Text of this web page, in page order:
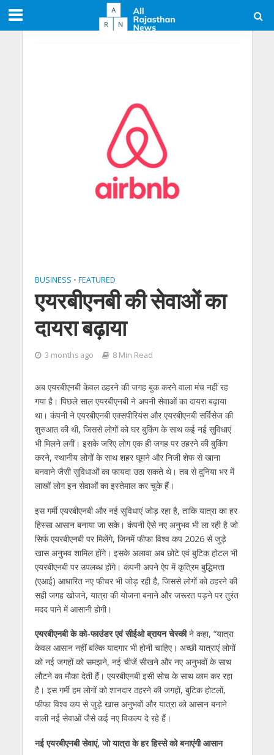
BUSINESS • FEATURED
एयरबीएनबी की सेवाओं का
दायरा बढ़ाया
3 months ago 8 Min Read
अब एयरबीएनबी केवल ठहरने की जगह बुक करने वाला मंच नहीं रह
गया है। पिछले साल एयरबीएनबी ने अपनी सेवाओं का दायरा बढ़ाया
था। कंपनी ने एयरबीएनबी एक्सपीरियंस और एयरबीएनबी सर्विसेज की
शुरुआत की थी, जिससे लोगों को घर बुकिंग के साथ कई नई सुविधाएं
भी मिलने लगीं। इसके जरिए लोग एक ही जगह पर ठहरने की बुकिंग
करने, स्थानीय लोगों के साथ शहर घूमने और निजी शेफ से खाना
बनवाने जैसी सुविधाओं का फायदा उठा सकते थे। तब से दुनिया भर में
लाखों लोग इन सेवाओं का इस्तेमाल कर चुके हैं।
इस गर्मी एयरबीएनबी और नई सुविधाएं जोड़ रहा है, ताकि यात्रा का हर
हिस्सा आसान बनाया जा सके। कंपनी ऐसे नए अनुभव भी ला रही है जो
सिर्फ एयरबीएनबी पर मिलेंगे, जिनमें फीफा विश्व कप 2026 से जुड़े
खास अनुभव शामिल होंगे। इसके अलावा अब छोटे एवं बुटिक होटल भी
एयरबीएनबी पर उपलब्ध होंगे। कंपनी अपने ऐप में कृत्रिम बुद्धिमत्ता
(एआई) आधारित नए फीचर भी जोड़ रही है, जिससे लोगों को ठहरने की
सही जगह खोजने, यात्रा की योजना बनाने और जरूरत पड़ने पर तुरंत
मदद पाने में आसानी होगी।
एयरबीएनबी के को-फाउंडर एवं सीईओ ब्रायन चेस्कीने कहा, “यात्रा
केवल आसान नहीं बल्कि यादगार भी होनी चाहिए। अच्छी यात्राएं लोगों
को नई जगहों को समझने, नई चीजें सीखने और नए अनुभवों के साथ
लौटने का मौका देती हैं। एयरबीएनबी इसी सोच के साथ काम कर रहा
है। इस गर्मी हम लोगों को शानदार ठहरने की जगहों, बुटिक होटलों,
फीफा विश्व कप से जुड़े खास अनुभवों और यात्रा को आसान बनाने
वाली नई सेवाओं जैसे कई नए विकल्प दे रहे हैं।
नई एयरबीएनबी सेवाएं, जो यात्रा के हर हिस्से को बनाएंगी आसान